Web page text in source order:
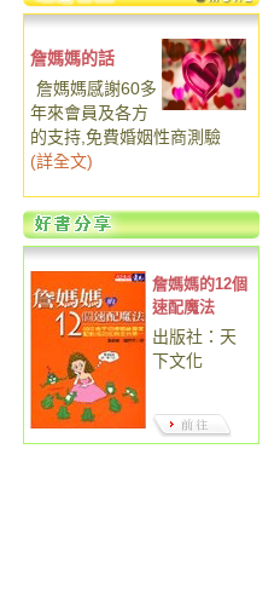
詹媽媽的話
詹媽媽感謝60多
年來會員及各方
的支持,免費婚姻性商測驗
(詳全文)
詹媽媽的12個
速配魔法
出版社：天
下文化